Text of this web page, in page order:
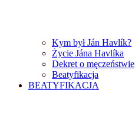
Kym był Ján Havlík?
Życie Jána Havlíka
Dekret o męczeństwie
Beatyfikacja
BEATYFIKACJA